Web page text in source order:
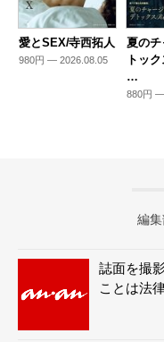
愛とSEX/寺西拓人
980円 — 2026.08.05
夏のチ
トッ
…
880円
編
誌面を撮
ことは法